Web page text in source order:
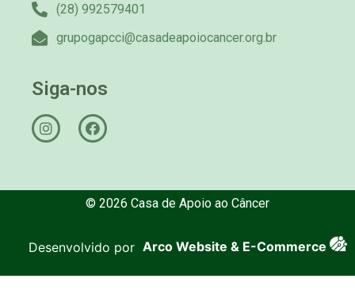
(28) 992579401
grupogapcci@casadeapoiocancer.org.br
Siga-nos
© 2026 Casa de Apoio ao Câncer
Desenvolvido por Arco Website & E-Commerce